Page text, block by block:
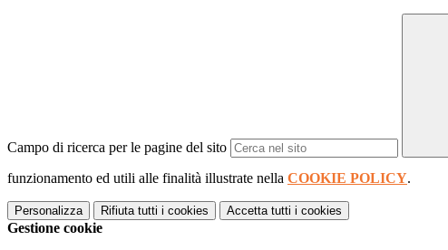
Campo di ricerca per le pagine del sito
funzionamento ed utili alle finalità illustrate nella COOKIE POLICY.
Personalizza Rifiuta tutti i cookies Accetta tutti i cookies
Gestione cookie